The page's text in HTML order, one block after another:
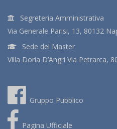
Segreteria Amministrativa
Via Generale Parisi, 13, 80132
Sede del Master
Villa Doria D’Angri Via Petrarca,
Gruppo Pubblico
Pagina Ufficiale